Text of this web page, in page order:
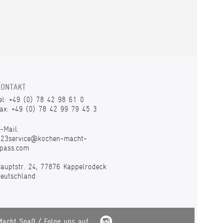
+49 (0) 78 42 98 61 0
+49 (0) 78 42 99 79 45 3
Mail:
macht-
24, 77876 Kappelrodeck